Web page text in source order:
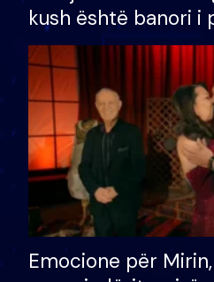
kush është banori i
shtëpinë dhe
të fituar çmimin e
Emocione për